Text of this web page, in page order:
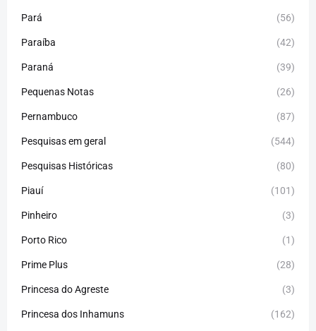
Pará (56)
Paraíba (42)
Paraná (39)
Pequenas Notas (26)
Pernambuco (87)
Pesquisas em geral (544)
Pesquisas Históricas (80)
Piauí (101)
Pinheiro (3)
Porto Rico (1)
Prime Plus (28)
Princesa do Agreste (3)
Princesa dos Inhamuns (162)